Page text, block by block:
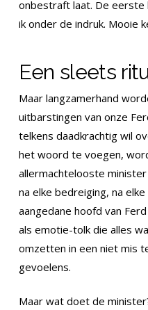
onbestraft laat. De eerste
ik onder de indruk. Mooie
Een sleets
Maar langzamerhand
uitbarstingen van onze
telkens daadkrachtig wil
het woord te voegen,
allermachtelooste
na elke bedreiging, na
aangedane hoofd van
als emotie-tolk die alles
omzetten in een niet mis
gevoelens.
Maar wat doet de